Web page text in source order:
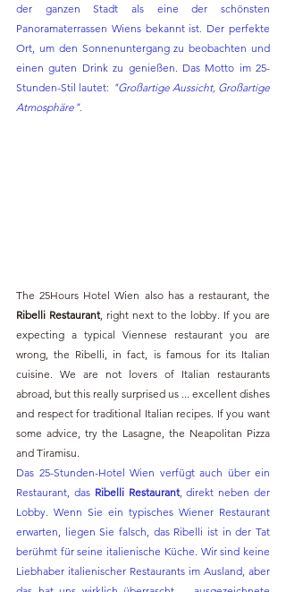
der ganzen Stadt als eine der schönsten
Panoramaterrassen Wiens bekannt ist. Der perfekte
Ort, um den Sonnenuntergang zu beobachten und
einen guten Drink zu genießen. Das Motto im 25-
Stunden-Stil lautet: "Großartige Aussicht, Großartige
Atmosphäre".
Ribelli Restaurant, right next to the lobby. If you are
expecting a typical Viennese restaurant you are
wrong, the Ribelli, in fact, is famous for its Italian
cuisine. We are not lovers of Italian restaurants
abroad, but this really surprised us ... excellent dishes
and respect for traditional Italian recipes. If you want
some advice, try the Lasagne, the Neapolitan Pizza
and Tiramisu.
Das 25-Stunden-Hotel Wien verfügt auch über ein
Restaurant, das Ribelli Restaurant, direkt neben der
Lobby. Wenn Sie ein typisches Wiener Restaurant
erwarten, liegen Sie falsch, das Ribelli ist in der Tat
berühmt für seine italienische Küche. Wir sind keine
Liebhaber italienischer Restaurants im Ausland, aber